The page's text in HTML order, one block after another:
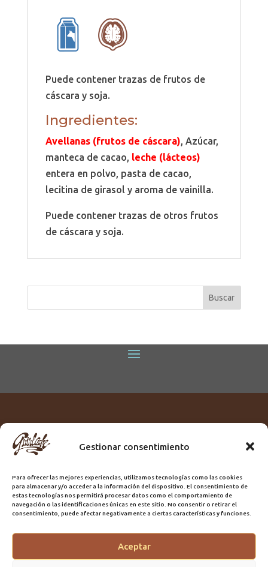
Gestionar consentimiento
Para ofrecer las mejores experiencias, utilizamos tecnologías como las cookies
para almacenar y/o acceder a la información del dispositivo. El consentimiento de
estas tecnologías nos permitirá procesar datos como el comportamiento de
navegación o las identificaciones únicas en este sitio. No consentir o retirar el
consentimiento, puede afectar negativamente a ciertas características y funciones.
Aceptar
Puede contener trazas de frutos de
cáscara y soja.
Ingredientes:
Avellanas (frutos de cáscara), Azúcar,
manteca de cacao, leche (lácteos)
entera en polvo, pasta de cacao,
lecitina de girasol y aroma de vainilla.
Puede contener trazas de otros frutos
de cáscara y soja.
Titular:
ROME GUIRLACHE SL.
Domicilio:Calle Triana, 68
Ciudad:Las Palmas de Gran Canaria
Registro Sanitario:GC/20/PH/7192